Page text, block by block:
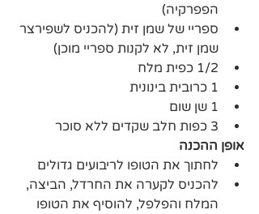
הפפרקיה)
ספריי של שמן זית (להכניס לשפירצר
שמן זית, לא לקנות ספריי מוכן)
1/2 כפית מלח
1 כרובית בינונית
1 שן שום
3 כפות חלב שקדים ללא סוכר
אופן ההכנה
לחתוך את הטופו לריבועים גדולים
להכניס לקערה את החרדל, הביצה,
המלח והפלפל, להוסיף את הטופו